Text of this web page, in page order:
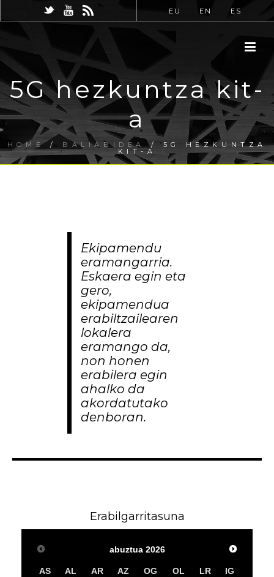
EU EN ES
5G hezkuntza kit-
a
HOME/ BALIABIDEA / 5G HEZKUNTZA
KIT-A
Ekipamendu
eramangarria.
Eskaera egin eta
gero,
ekipamendua
erabiltzailearen
lokalera
eramango da,
non honen
erabilera egin
ahalko da
akordatutako
denboran.
Erabilgarritasuna
abuztua 2026
AS AL AR AZ OG OL LR IG